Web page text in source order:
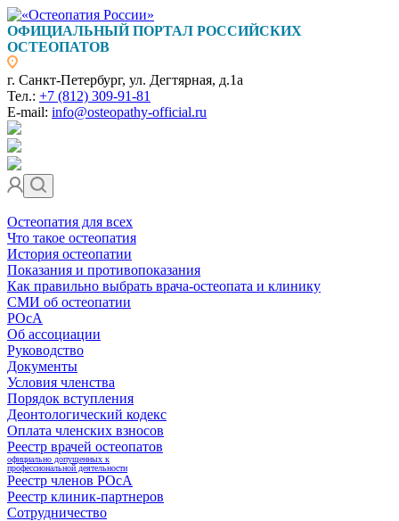
ОФИЦИАЛЬНЫЙ ПОРТАЛ РОССИЙСКИХ
ОСТЕОПАТОВ
г. Санкт-Петербург, ул. Дегтярная, д.1а
Тел.: +7 (812) 309-91-81
E-mail: info@osteopathy-official.ru
Остеопатия для всех
Что такое остеопатия
История остеопатии
Показания и противопоказания
Как правильно выбрать врача-остеопата и клинику
СМИ об остеопатии
РОсА
Об ассоциации
Руководство
Документы
Условия членства
Порядок вступления
Деонтологический кодекс
Оплата членских взносов
Реестр врачей остеопатов
официально допущенных к
профессиональной деятельности
Реестр членов РОсА
Реестр клиник-партнеров
Сотрудничество